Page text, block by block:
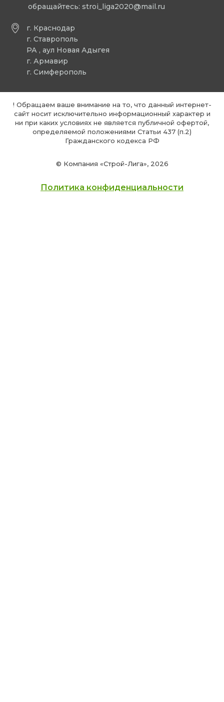
г. Краснодар
г. Ставрополь
РА , аул Новая Адыгея
г. Армавир
г. Симферополь
обращайтесь: stroi_liga2020@mail.ru
© Компания «Строй-Лига», 2026
! Обращаем ваше внимание на то, что данный интернет-
сайт носит исключительно информационный характер и
ни при каких условиях не является публичной офертой,
определяемой положениями Статьи 437 (п.2)
Гражданского кодекса РФ
Политика конфиденциальности